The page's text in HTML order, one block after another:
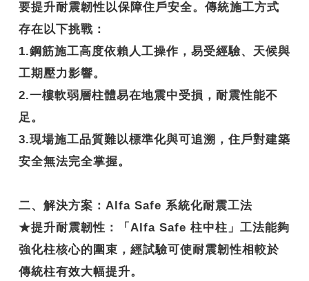
要提升耐震韌性以保障住戶安全。傳統施工方式
存在以下挑戰：
1.鋼筋施工高度依賴人工操作，易受經驗、天候與
工期壓力影響。
2.一樓軟弱層柱體易在地震中受損，耐震性能不
足。
3.現場施工品質難以標準化與可追溯，住戶對建築
安全無法完全掌握。
二、解決方案：Alfa Safe 系統化耐震工法
★提升耐震韌性 ：「Alfa Safe 柱中柱」工法能夠
強化柱核心的圍束，經試驗可使耐震韌性相較於
傳統柱有效大幅提升。